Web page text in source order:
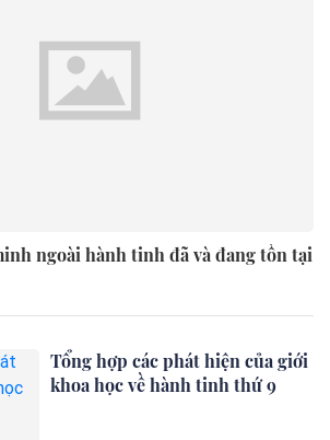
ngoài hành tinh đã và đang tồn tại
Tổng hợp các phát hiện của giới
khoa học về hành tinh thứ 9